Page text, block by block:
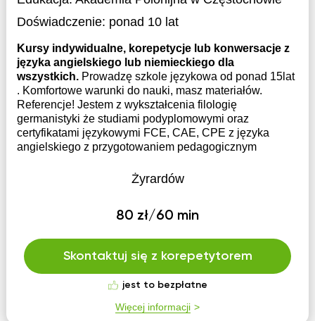
Doświadczenie: ponad 10 lat
Kursy indywidualne, korepetycje lub konwersacje z
języka angielskiego lub niemieckiego dla
wszystkich. Prowadzę szkole językowa od ponad 15lat
. Komfortowe warunki do nauki, masz materiałów.
Referencje! Jestem z wykształcenia filologię
germanistyki że studiami podyplomowymi oraz
certyfikatami językowymi FCE, CAE, CPE z języka
angielskiego z przygotowaniem pedagogicznym
Żyrardów
80 zł/60 min
Skontaktuj się z korepetytorem
jest to bezpłatne
Więcej informacji